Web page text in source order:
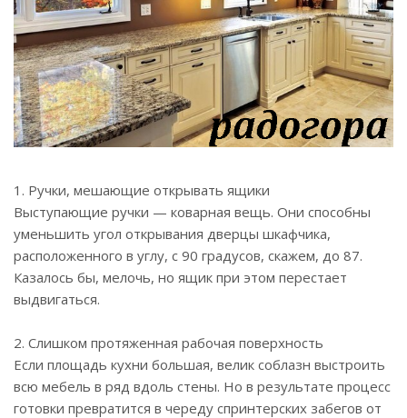
1. Ручки, мешающие открывать ящики
Выступающие ручки — коварная вещь. Они способны
уменьшить угол открывания дверцы шкафчика,
расположенного в углу, с 90 градусов, скажем, до 87.
Казалось бы, мелочь, но ящик при этом перестает
выдвигаться.
2. Слишком протяженная рабочая поверхность
Если площадь кухни большая, велик соблазн выстроить
всю мебель в ряд вдоль стены. Но в результате процесс
готовки превратится в череду спринтерских забегов от